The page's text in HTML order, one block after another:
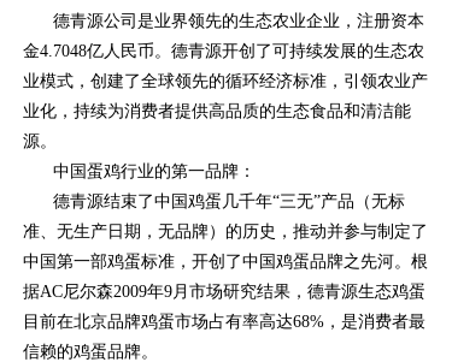
德青源公司是业界领先的生态农业企业，注册资本
金4.7048亿人民币。德青源开创了可持续发展的生态农
业模式，创建了全球领先的循环经济标准，引领农业产
业化，持续为消费者提供高品质的生态食品和清洁能
源。
中国蛋鸡行业的第一品牌：
德青源结束了中国鸡蛋几千年“三无”产品（无标
准、无生产日期，无品牌）的历史，推动并参与制定了
中国第一部鸡蛋标准，开创了中国鸡蛋品牌之先河。根
据AC尼尔森2009年9月市场研究结果，德青源生态鸡蛋
目前在北京品牌鸡蛋市场占有率高达68%，是消费者最
信赖的鸡蛋品牌。